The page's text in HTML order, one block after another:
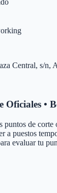
Central, s/n,
Oficiales •
puntos de corte
a puestos
evaluar tu